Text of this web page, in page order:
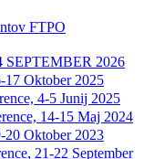
FTPO
SEPTEMBER 2026
17 Oktober 2025
4-5 Junij 2025
14-15 Maj 2024
20 Oktober 2023
21-22 September